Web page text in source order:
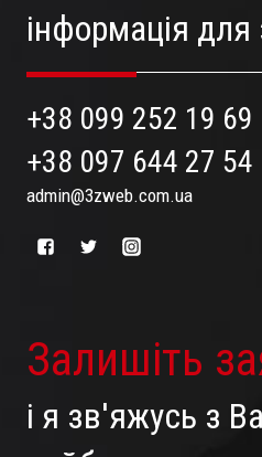
інформація
+38 099 252 19 69
+38 097 644 27 54
admin@3zweb.com.ua
Залишіть
і я зв'яжусь з